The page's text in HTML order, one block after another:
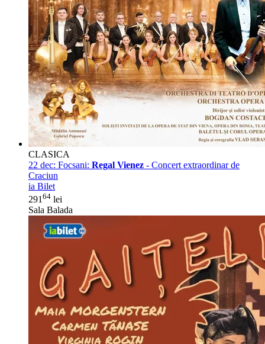
CLASICA
22 dec: Focsani: Regal Vienez - Concert extraordinar de
Craciun
ia Bilet
291 64 lei
Sala Balada